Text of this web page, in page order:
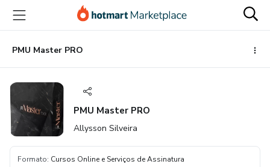
para
conteúdo
principal
para
pagamento
para
rodapé
PMU Master PRO
PMU Master PRO
Allysson Silveira
Formato: Cursos Online e Serviços de Assinatura